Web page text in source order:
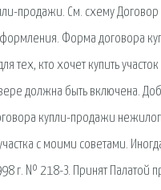
продажи. См. схему
Форма договора
тех, кто хочет купить
должна быть включена.
купли-продажи
с моими советами.
г. № 218-З. Принят Палатой